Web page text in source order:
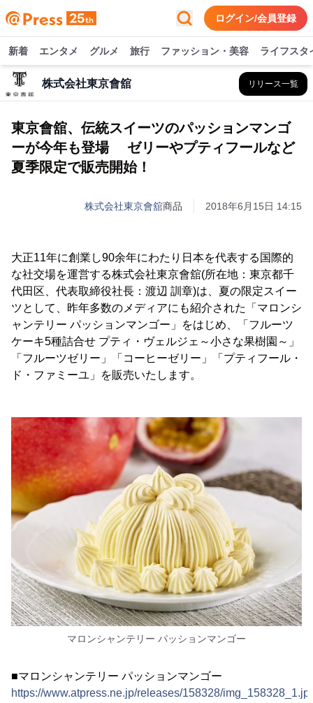
ログイン/会員登録
新着 エンタメ グルメ 旅行 ファッション・美容 ライフスタ
株式会社東京會舘 リリース一覧
東京會舘、伝統スイーツのパッションマンゴ
ーが今年も登場 ゼリーやプティフールなど
夏季限定で販売開始！
株式会社東京會舘商品 2018年6月15日 14:15
大正11年に創業し90余年にわたり日本を代表する国際的
な社交場を運営する株式会社東京會舘(所在地：東京都千
代田区、代表取締役社長：渡辺 訓章)は、夏の限定スイー
ツとして、昨年多数のメディアにも紹介された「マロンシ
ャンテリー パッションマンゴー」をはじめ、「フルーツ
ケーキ5種詰合せ プティ・ヴェルジェ～小さな果樹園～」
「フルーツゼリー」「コーヒーゼリー」「プティフール・
ド・ファミーユ」を販売いたします。
マロンシャンテリー パッションマンゴー
■マロンシャンテリー パッションマンゴー
https://www.atpress.ne.jp/releases/158328/